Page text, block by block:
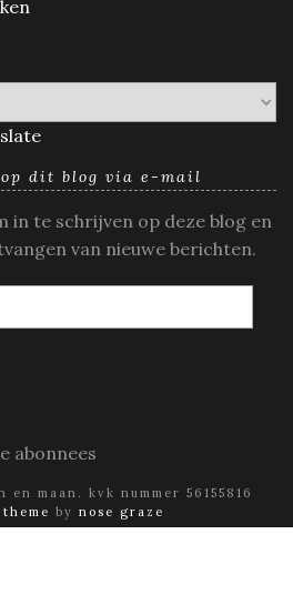
dit blog via e-mail
in te schrijven op deze blog en
van nieuwe berichten.
abonnees
maan. kvk nummer 56155816
by nose graze